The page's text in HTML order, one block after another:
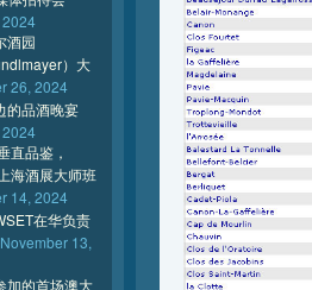
酒园
）大
26, 2024
的品酒晚宴
直品鉴，
海酒展大师班
14, 2024
在华负责
November 13,
加的首场澳大